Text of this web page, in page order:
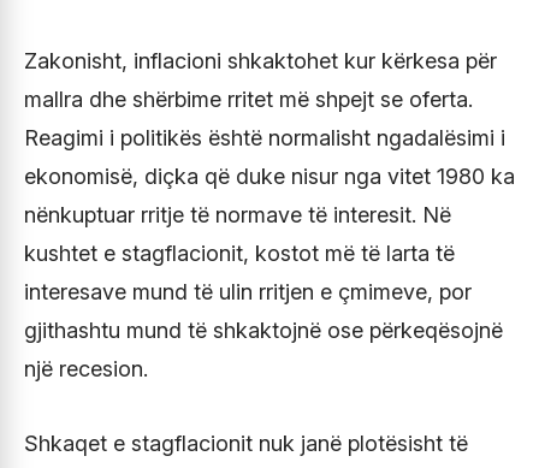
Zakonisht, inflacioni shkaktohet kur kërkesa për
mallra dhe shërbime rritet më shpejt se oferta.
Reagimi i politikës është normalisht ngadalësimi i
ekonomisë, diçka që duke nisur nga vitet 1980 ka
nënkuptuar rritje të normave të interesit. Në
kushtet e stagflacionit, kostot më të larta të
interesave mund të ulin rritjen e çmimeve, por
gjithashtu mund të shkaktojnë ose përkeqësojnë
një recesion.
Shkaqet e stagflacionit nuk janë plotësisht të